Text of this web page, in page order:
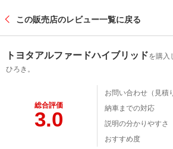
この販売店のレビュー一覧に戻る
トヨタアルファードハイブリッドを購入
ひろき。
総合評価
3.0
お問い合わせ（見積
納車までの対応
説明の分かりやすさ
おすすめ度